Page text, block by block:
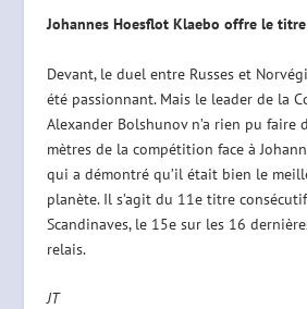
Johannes Hoesflot Klaebo offre le
Devant, le duel entre Russes et
été passionnant. Mais le leader de la
Alexander Bolshunov n’a rien pu faire
mètres de la compétition face à
qui a démontré qu’il était bien le
planète. Il s’agit du 11e titre
Scandinaves, le 15e sur les 16
relais.
JT